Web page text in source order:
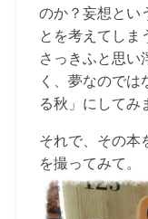
のか？妄想とい
とを考えてしま
さっきふと思い
く、夢なのでは
る秋」にしてみ
それで、その本
を撮ってみて。